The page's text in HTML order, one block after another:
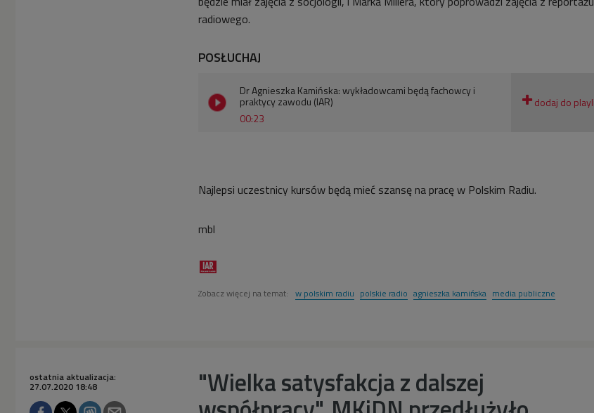
radiowego.
POSŁUCHAJ
00:23
Dr Agnieszka Kamińska: wykładowcami będą fachowcy i
praktycy zawodu (IAR)
Najlepsi uczestnicy kursów będą mieć szansę na pracę w Polskim Radiu.
mbl
Zobacz więcej na temat: w polskim radiu polskie radio agnieszka kamińska media publiczne
"Wielka satysfakcja z dalszej
ostatnia aktualizacja:
27.07.2020 18:48